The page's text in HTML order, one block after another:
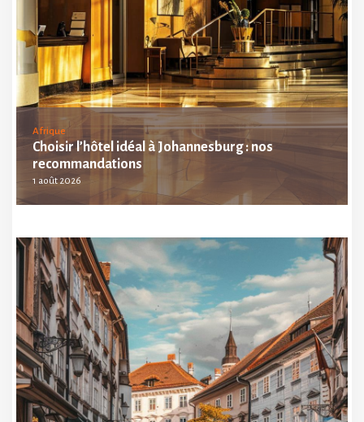
Afrique
Choisir l’hôtel idéal à Johannesburg : nos
recommandations
1 août 2026